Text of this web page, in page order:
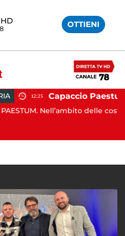
OTTIENI
12:25
Nell’ambito delle costanti